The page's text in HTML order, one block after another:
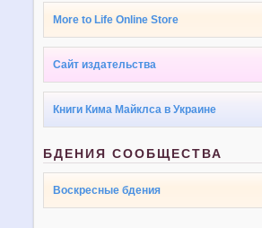
More to Life Online Store
Сайт издательства
Книги Кима Майклса в Украине
БДЕНИЯ СООБЩЕСТВА
Воскресные бдения